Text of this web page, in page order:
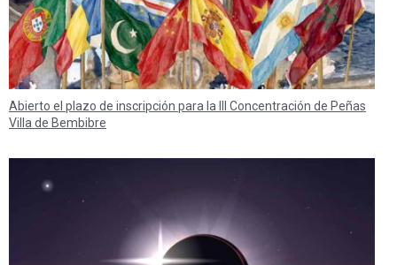
Abierto el plazo de inscripción para la III Concentración de Peñas
Villa de Bembibre